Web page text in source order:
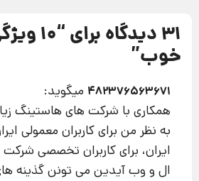
31 دیدگاه برای “ 10
خوب”
482376563671 میگوید:
همکاری با شرکت های هاستینگ
به نظر من برای کاربران معمولی
ایران، برای کاربران تخصصی
ال و وب آیدین می تونن گذینه